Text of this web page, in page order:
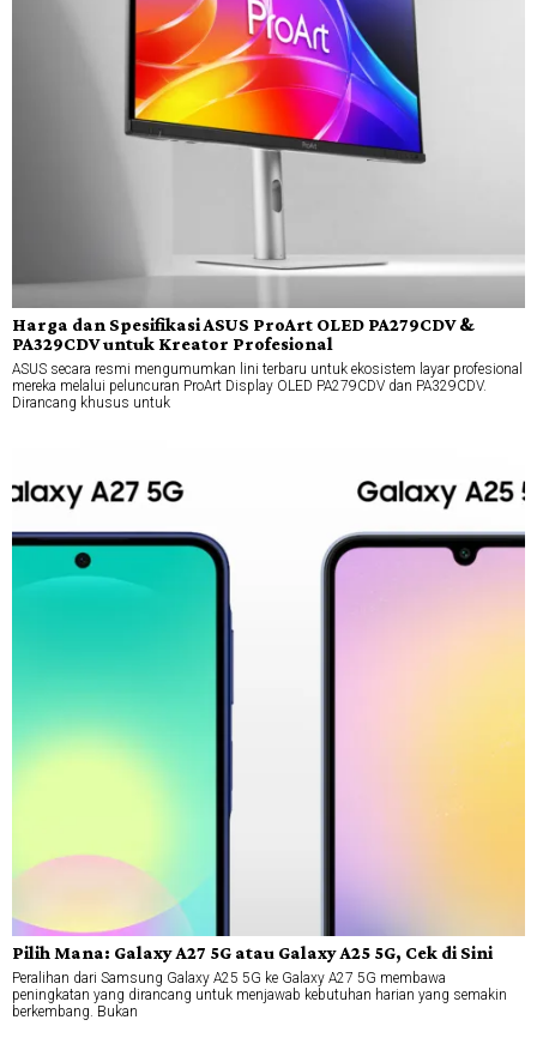
Harga dan Spesifikasi ASUS ProArt OLED PA279CDV &
PA329CDV untuk Kreator Profesional
ASUS secara resmi mengumumkan lini terbaru untuk ekosistem layar profesional
mereka melalui peluncuran ProArt Display OLED PA279CDV dan PA329CDV.
Dirancang khusus untuk
Pilih Mana: Galaxy A27 5G atau Galaxy A25 5G, Cek di Sini
Peralihan dari Samsung Galaxy A25 5G ke Galaxy A27 5G membawa
peningkatan yang dirancang untuk menjawab kebutuhan harian yang semakin
berkembang. Bukan